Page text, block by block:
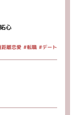
心
離恋愛 #転職 #デート